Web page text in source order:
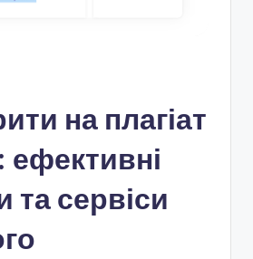
на плагіат
та сервіси